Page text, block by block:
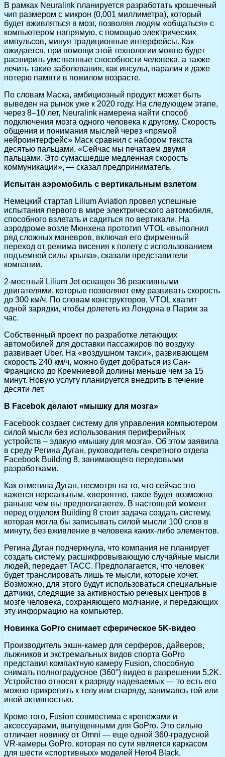
В рамках Neuralink планируется разработать крошечный
чип размером с микрон (0,001 миллиметра), который
будет вживляться в мозг, позволяя людям «общаться» с
компьютером напрямую, с помощью электрических
импульсов, минуя традиционные интерфейсы. Как
ожидается, при помощи этой технологии можно будет
расширить умственные способности человека, а также
лечить такие заболевания, как инсульт, паралич и даже
потерю памяти в пожилом возрасте.
По словам Маска, амбициозный продукт может быть
выведен на рынок уже к 2020 году. На следующем этапе,
через 8–10 лет, Neuralink намерена найти способ
подключения мозга одного человека к другому. Скорость
общения и понимания мыслей через «прямой
нейроинтерфейс» Маск сравнил с набором текста
десятью пальцами. «Сейчас мы печатаем двумя
пальцами. Это сумасшедше медленная скорость
коммуникации», — сказал предприниматель.
Испытан аэромобиль с вертикальным взлетом
Немецкий стартап Lilium Aviation провел успешные
испытания первого в мире электрического автомобиля,
способного взлетать и садиться по вертикали. На
аэродроме возле Мюнхена прототип VTOL «выполнил
ряд сложных маневров, включая его фирменный
переход от режима висения к полету с использованием
подъемной силы крыла», сказали представители
компании.
2-местный Lilium Jet оснащен 36 реактивными
двигателями, которые позволяют ему развивать скорость
до 300 км/ч. По словам конструкторов, VTOL хватит
одной зарядки, чтобы долететь из Лондона в Париж за
час.
Собственный проект по разработке летающих
автомобилей для доставки пассажиров по воздуху
развивает Uber. На «воздушном такси», развивающем
скорость 240 км/ч, можно будет добраться из Сан-
Франциско до Кремниевой долины меньше чем за 15
минут. Новую услугу планируется внедрить в течение
десяти лет.
В Facebok делают «мышку для мозга»
Facebook создает систему для управления компьютером
силой мысли без использования периферийных
устройств – эдакую «мышку для мозга». Об этом заявила
в среду Регина Дуган, руководитель секретного отдела
Facebook Building 8, занимающего передовыми
разработками.
Как отметила Дуган, несмотря на то, что сейчас это
кажется нереальным, «вероятно, такое будет возможно
раньше чем вы предполагаете». В настоящей момент
перед отделом Building 8 стоит задача создать систему,
которая могла бы записывать силой мысли 100 слов в
минуту, без вживление в человека каких-либо элементов.
Регина Дуган подчеркнула, что компания не планирует
создать систему, расшифровывающую случайные мысли
людей, передает ТАСС. Предполагается, что человек
будет транслировать лишь те мысли, которые хочет.
Возможно, для этого будут использоваться специальные
датчики, следящие за активностью речевых центров в
мозге человека, сохраняющего молчание, и передающих
эту информацию на компьютер.
Новинка GoPro снимает сферическое 5K-видео
Производитель экшн-камер для серферов, дайверов,
лыжников и экстремальных видов спорта GoPro
представил компактную камеру Fusion, способную
снимать полноградусное (360°) видео в разрешении 5,2K.
Устройство относят к разряду надеваемых — то есть его
можно прикрепить к телу или снаряду, занимаясь той или
иной активностью.
Кроме того, Fusion совместима с крепежами и
аксессуарами, выпущенными для GoPro. Это сильно
отличает новинку от Omni — еще одной 360-градусной
VR-камеры GoPro, которая по сути является каркасом
для шести «спортивных» моделей Hero4 Black.